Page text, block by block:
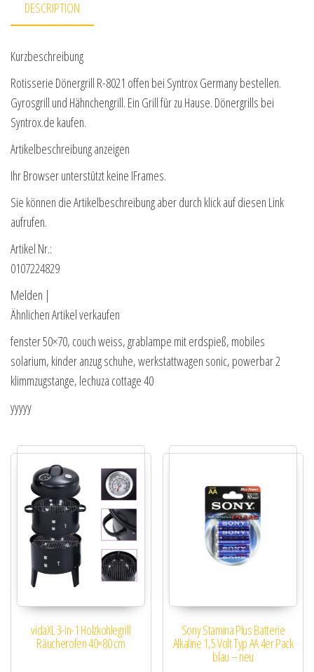
DESCRIPTION
Kurzbeschreibung
Rotisserie Dönergrill R-8021 offen bei Syntrox Germany bestellen.
Gyrosgrill und Hähnchengrill. Ein Grill für zu Hause. Dönergrills bei
Syntrox.de kaufen.
Artikelbeschreibung anzeigen
Ihr Browser unterstützt keine IFrames.
Sie können die Artikelbeschreibung aber durch klick auf diesen Link
aufrufen.
Artikel Nr.:
0107224829
Melden |
Ähnlichen Artikel verkaufen
fenster 50×70, couch weiss, grablampe mit erdspieß, mobiles
solarium, kinder anzug schuhe, werkstattwagen sonic, powerbar 2
klimmzugstange, lechuza cottage 40
yyyyy
vidaXL 3-in-1 Holzkohlegrill
Räucherofen 40×80 cm
Sony Stamina Plus Batterie
Alkaline 1,5 Volt Typ AA 4er Pack
blau – neu